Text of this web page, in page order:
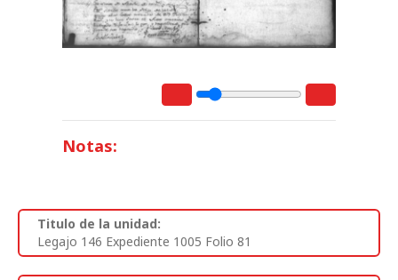
Notas:
Titulo de la unidad:
Legajo 146 Expediente 1005 Folio 81